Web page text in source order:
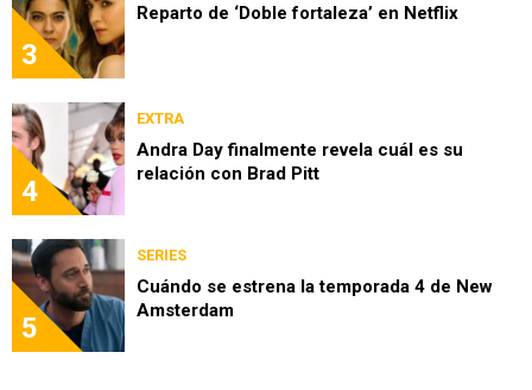
3
Reparto de ‘Doble fortaleza’ en Netflix
4
EXTRA
Andra Day finalmente revela cuál es su
relación con Brad Pitt
5
SERIES
Cuándo se estrena la temporada 4 de New
Amsterdam